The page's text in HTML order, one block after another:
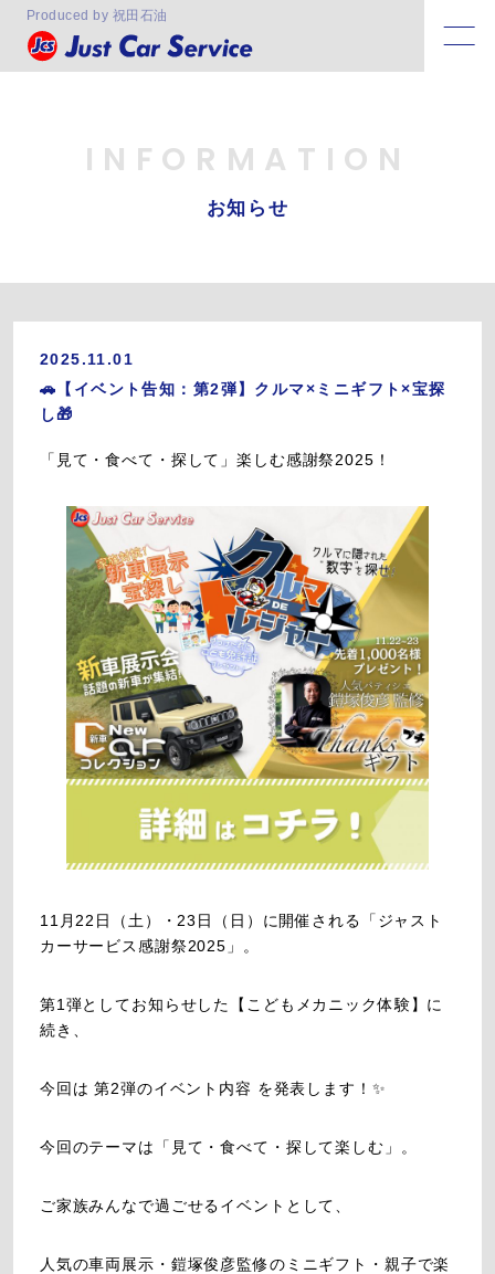
Produced by 祝田石油
INFORMATION
お知らせ
2025.11.01
🚗【イベント告知：第2弾】クルマ×ミニギフト×宝探
し🎁
「見て・食べて・探して」楽しむ感謝祭2025！
11月22日（土）・23日（日）に開催される「ジャスト
カーサービス感謝祭2025」。
第1弾としてお知らせした【こどもメカニック体験】に
続き、
今回は 第2弾のイベント内容 を発表します！✨
今回のテーマは「見て・食べて・探して楽しむ」。
ご家族みんなで過ごせるイベントとして、
人気の車両展示・鎧塚俊彦監修のミニギフト・親子で楽